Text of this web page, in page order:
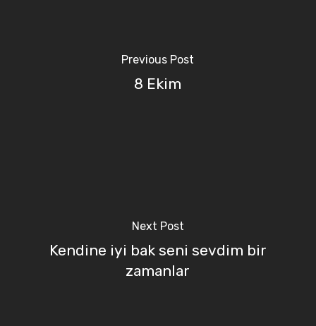
Previous Post
8 Ekim
Next Post
Kendine iyi bak seni sevdim bir
zamanlar